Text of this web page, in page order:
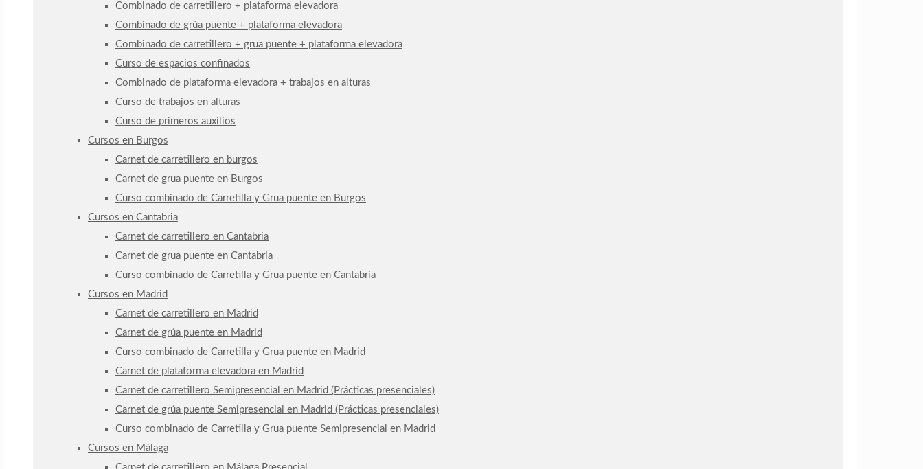
Combinado de carretillero + plataforma elevadora
Combinado de grúa puente + plataforma elevadora
Combinado de carretillero + grua puente + plataforma elevadora
Curso de espacios confinados
Combinado de plataforma elevadora + trabajos en alturas
Curso de trabajos en alturas
Curso de primeros auxilios
Cursos en Burgos
Carnet de carretillero en burgos
Carnet de grua puente en Burgos
Curso combinado de Carretilla y Grua puente en Burgos
Cursos en Cantabria
Carnet de carretillero en Cantabria
Carnet de grua puente en Cantabria
Curso combinado de Carretilla y Grua puente en Cantabria
Cursos en Madrid
Carnet de carretillero en Madrid
Carnet de grúa puente en Madrid
Curso combinado de Carretilla y Grua puente en Madrid
Carnet de plataforma elevadora en Madrid
Carnet de carretillero Semipresencial en Madrid (Prácticas presenciales)
Carnet de grúa puente Semipresencial en Madrid (Prácticas presenciales)
Curso combinado de Carretilla y Grua puente Semipresencial en Madrid
Cursos en Málaga